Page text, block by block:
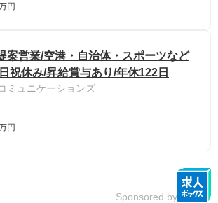
円
案営業/空港・自治体・スポーツなど
祝休み/昇給賞与あり/年休122日
ミュニケーションズ
円
Sponsored by